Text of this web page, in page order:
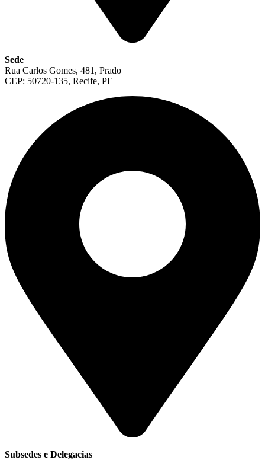
Sede
Rua Carlos Gomes, 481, Prado
CEP: 50720-135, Recife, PE
Subsedes e Delegacias